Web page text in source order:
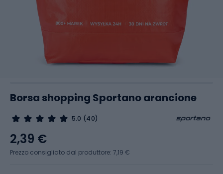
Borsa shopping Sportano arancione
5.0 (40)
2,39 €
Prezzo consigliato dal produttore: 7,19 €